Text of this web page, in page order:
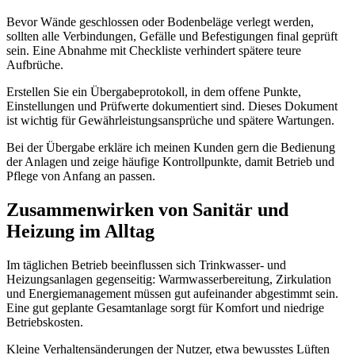
Bevor Wände geschlossen oder Bodenbeläge verlegt werden,
sollten alle Verbindungen, Gefälle und Befestigungen final geprüft
sein. Eine Abnahme mit Checkliste verhindert spätere teure
Aufbrüche.
Erstellen Sie ein Übergabeprotokoll, in dem offene Punkte,
Einstellungen und Prüfwerte dokumentiert sind. Dieses Dokument
ist wichtig für Gewährleistungsansprüche und spätere Wartungen.
Bei der Übergabe erkläre ich meinen Kunden gern die Bedienung
der Anlagen und zeige häufige Kontrollpunkte, damit Betrieb und
Pflege von Anfang an passen.
Zusammenwirken von Sanitär und
Heizung im Alltag
Im täglichen Betrieb beeinflussen sich Trinkwasser- und
Heizungsanlagen gegenseitig: Warmwasserbereitung, Zirkulation
und Energiemanagement müssen gut aufeinander abgestimmt sein.
Eine gut geplante Gesamtanlage sorgt für Komfort und niedrige
Betriebskosten.
Kleine Verhaltensänderungen der Nutzer, etwa bewusstes Lüften